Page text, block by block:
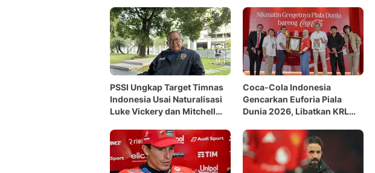
PSSI Ungkap Target Timnas
Indonesia Usai Naturalisasi
Luke Vickery dan Mitchell
Coca-Cola Indonesia
Gencarkan Euforia Piala
Dunia 2026, Libatkan KRL